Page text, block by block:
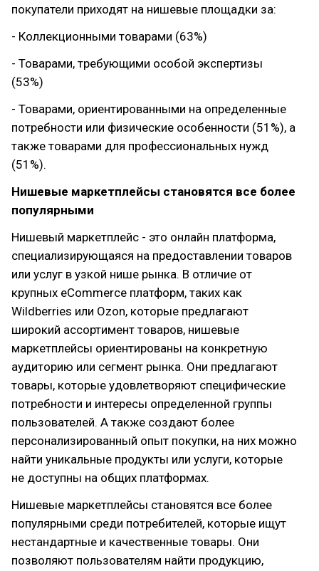
покупатели приходят на нишевые площадки за:
- Коллекционными товарами (63%)
- Товарами, требующими особой экспертизы
(53%)
- Товарами, ориентированными на определенные
потребности или физические особенности (51%), а
также товарами для профессиональных нужд
(51%).
Нишевые маркетплейсы становятся все более
популярными
Нишевый маркетплейс - это онлайн платформа,
специализирующаяся на предоставлении товаров
или услуг в узкой нише рынка. В отличие от
крупных eCommerce платформ, таких как
Wildberries или Ozon, которые предлагают
широкий ассортимент товаров, нишевые
маркетплейсы ориентированы на конкретную
аудиторию или сегмент рынка. Они предлагают
товары, которые удовлетворяют специфические
потребности и интересы определенной группы
пользователей. А также создают более
персонализированный опыт покупки, на них можно
найти уникальные продукты или услуги, которые
не доступны на общих платформах.
Нишевые маркетплейсы становятся все более
популярными среди потребителей, которые ищут
нестандартные и качественные товары. Они
позволяют пользователям найти продукцию,